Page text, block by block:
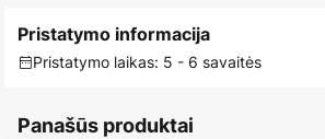
Pristatymo informacija
Pristatymo laikas: 5 - 6 savaitės
Panašūs produktai